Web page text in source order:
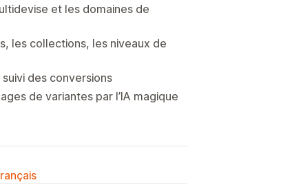
et les domaines de
les collections, les niveaux de
des conversions
de variantes par l’IA magique